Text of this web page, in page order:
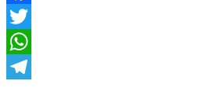
Facebook
Twitter
WhatsApp